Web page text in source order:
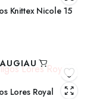
Knittex Nicole 15
Lores Royal